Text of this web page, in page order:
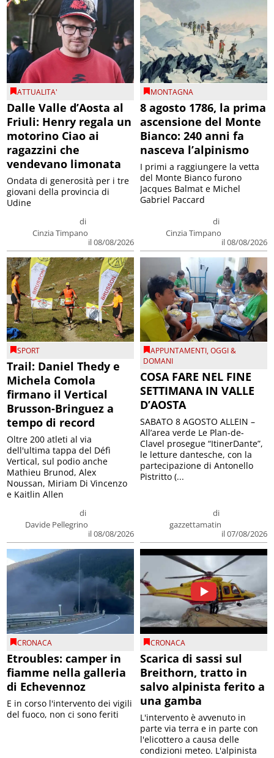
ATTUALITA'
Dalle Valle d’Aosta al
Friuli: Henry regala un
motorino Ciao ai
ragazzini che
vendevano limonata
di
Cinzia Timpano
il 08/08/2026
Ondata di generosità per i tre
giovani della provincia di
Udine
MONTAGNA
8 agosto 1786, la prima
ascensione del Monte
Bianco: 240 anni fa
nasceva l’alpinismo
di
Cinzia Timpano
il 08/08/2026
I primi a raggiungere la vetta
del Monte Bianco furono
Jacques Balmat e Michel
Gabriel Paccard
SPORT
Trail: Daniel Thedy e
Michela Comola
firmano il Vertical
Brusson-Bringuez a
tempo di record
di
Davide Pellegrino
il 08/08/2026
Oltre 200 atleti al via
dell'ultima tappa del Défì
Vertical, sul podio anche
Mathieu Brunod, Alex
Noussan, Miriam Di Vincenzo
e Kaitlin Allen
APPUNTAMENTI,OGGI &
DOMANI
COSA FARE NEL FINE
SETTIMANA IN VALLE
D’AOSTA
di
gazzettamatin
il 07/08/2026
SABATO 8 AGOSTO ALLEIN –
All’area verde Le Plan-de-
Clavel prosegue “ItinerDante”,
le letture dantesche, con la
partecipazione di Antonello
Pistritto (...
CRONACA
Etroubles: camper in
fiamme nella galleria
di Echevennoz
E in corso l'intervento dei vigili
del fuoco, non ci sono feriti
CRONACA
Scarica di sassi sul
Breithorn, tratto in
salvo alpinista ferito a
una gamba
L'intervento è avvenuto in
parte via terra e in parte con
l'elicottero a causa delle
condizioni meteo. L'alpinista